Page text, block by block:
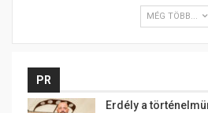
MÉG TÖBB...
PR
Erdély a